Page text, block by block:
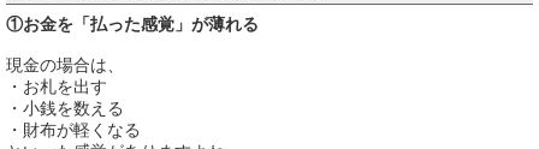
①お金を「払った感覚」が薄れる
現金の場合は、
・お札を出す
・小銭を数える
・財布が軽くなる